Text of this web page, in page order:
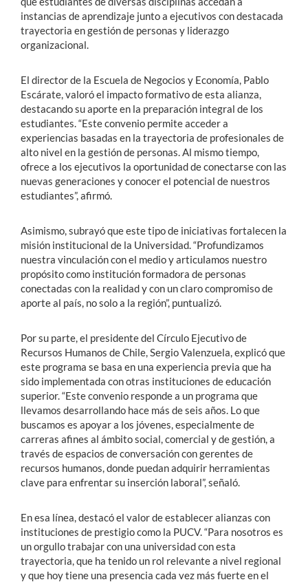
instancias de aprendizaje junto a ejecutivos con destacada
trayectoria en gestión de personas y liderazgo
organizacional.
El director de la Escuela de Negocios y Economía, Pablo
Escárate, valoró el impacto formativo de esta alianza,
destacando su aporte en la preparación integral de los
estudiantes. “Este convenio permite acceder a
experiencias basadas en la trayectoria de profesionales de
alto nivel en la gestión de personas. Al mismo tiempo,
ofrece a los ejecutivos la oportunidad de conectarse con las
nuevas generaciones y conocer el potencial de nuestros
estudiantes”, afirmó.
Asimismo, subrayó que este tipo de iniciativas fortalecen la
misión institucional de la Universidad. “Profundizamos
nuestra vinculación con el medio y articulamos nuestro
propósito como institución formadora de personas
conectadas con la realidad y con un claro compromiso de
aporte al país, no solo a la región”, puntualizó.
Por su parte, el presidente del Círculo Ejecutivo de
Recursos Humanos de Chile, Sergio Valenzuela, explicó que
este programa se basa en una experiencia previa que ha
sido implementada con otras instituciones de educación
superior. “Este convenio responde a un programa que
llevamos desarrollando hace más de seis años. Lo que
buscamos es apoyar a los jóvenes, especialmente de
carreras afines al ámbito social, comercial y de gestión, a
través de espacios de conversación con gerentes de
recursos humanos, donde puedan adquirir herramientas
clave para enfrentar su inserción laboral”, señaló.
En esa línea, destacó el valor de establecer alianzas con
instituciones de prestigio como la PUCV. “Para nosotros es
un orgullo trabajar con una universidad con esta
trayectoria, que ha tenido un rol relevante a nivel regional
y que hoy tiene una presencia cada vez más fuerte en el